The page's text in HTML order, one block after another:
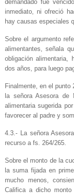
demandado fue
inmediato, ni ofreció
hay causas especiales
Sobre el argumento
alimentantes, señala
obligación alimentaria,
dos años, para luego
Finalmente, en el
la señora Asesora
alimentaria sugerida
favorecer al padre y
4.3.- La señora
recurso a fs. 264/265.
Sobre el monto de la
la suma fijada en
mucho menos,
Califica a dicho